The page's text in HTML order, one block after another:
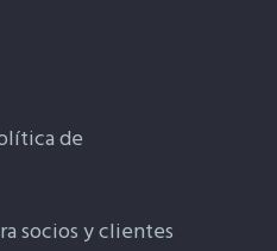
de
socios y clientes